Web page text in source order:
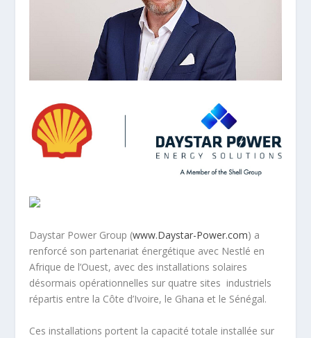
Daystar Power Group (www.Daystar-Power.com) a
renforcé son partenariat énergétique avec Nestlé en
Afrique de l’Ouest, avec des installations solaires
désormais opérationnelles sur quatre sites industriels
répartis entre la Côte d’Ivoire, le Ghana et le Sénégal.
Ces installations portent la capacité totale installée sur